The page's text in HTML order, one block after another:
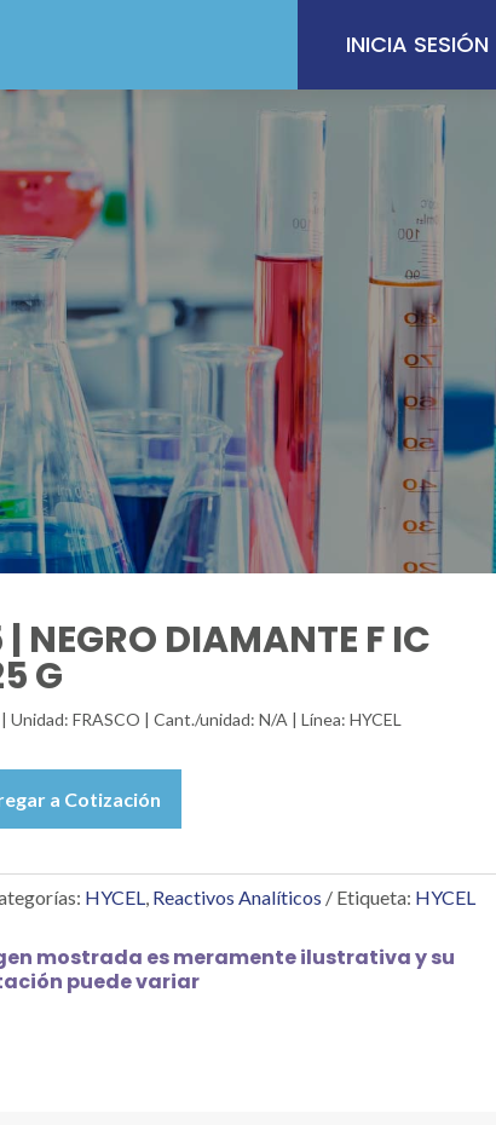
INICIA SESIÓN
NEGRO DIAMANTE F IC
G
Unidad: FRASCO | Cant./unidad: N/A | Línea: HYCEL
a Cotización
HYCEL, Reactivos Analíticos Etiqueta: HYCEL
mostrada es meramente ilustrativa y su
puede variar